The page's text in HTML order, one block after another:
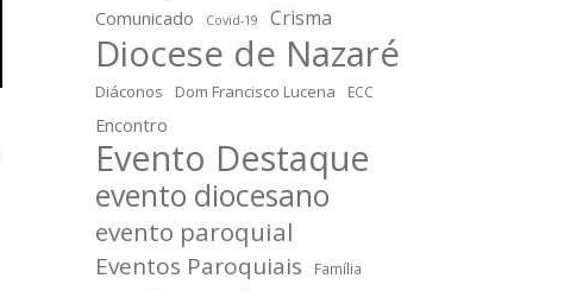
Comunicado Covid-19 Crisma
Diocese de Nazaré
Diáconos Dom Francisco Lucena ECC
Encontro
Evento Destaque
evento diocesano
evento paroquial
Eventos Paroquiais Família